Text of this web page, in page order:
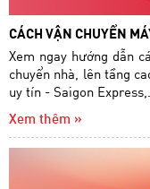
CÁCH VẬN CHUYỂN
Xem ngay hướng dẫn
chuyển nhà, lên tầng
uy tín - Saigon
Xem thêm »